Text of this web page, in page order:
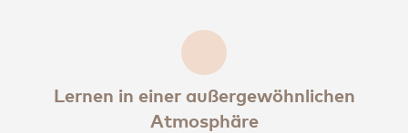
Lernen in einer außergewöhnlichen
Atmosphäre